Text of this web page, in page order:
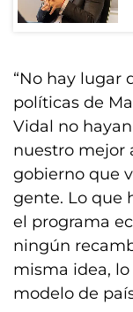
“No hay lugar
políticas de
Vidal no
nuestro mejor
gobierno que
gente. Lo que
el programa
ningún
misma idea,
modelo de